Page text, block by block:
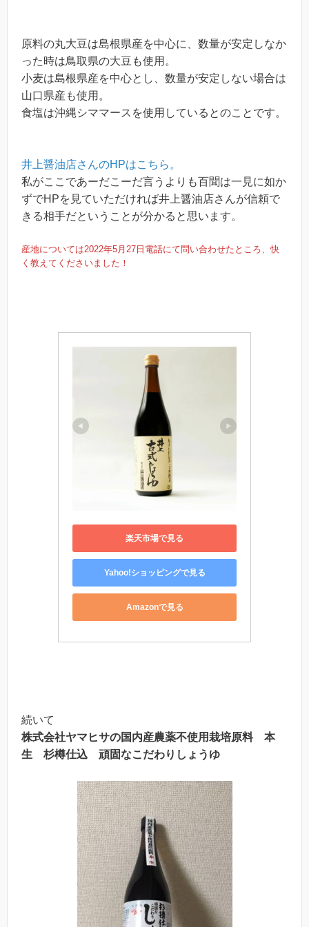
原料の丸大豆は島根県産を中心に、数量が安定しなか
った時は鳥取県の大豆も使用。
小麦は島根県産を中心とし、数量が安定しない場合は
山口県産も使用。
食塩は沖縄シママースを使用しているとのことです。
井上醤油店さんのHPはこちら。
私がここであーだこーだ言うよりも百聞は一見に如か
ずでHPを見ていただければ井上醤油店さんが信頼で
きる相手だということが分かると思います。
産地については2022年5月27日電話にて問い合わせたところ、快
く教えてくださいました！
楽天市場で見る
Yahoo!ショッピングで見る
Amazonで見る
続いて
株式会社ヤマヒサの国内産農薬不使用栽培原料 本
生 杉樽仕込 頑固なこだわりしょうゆ